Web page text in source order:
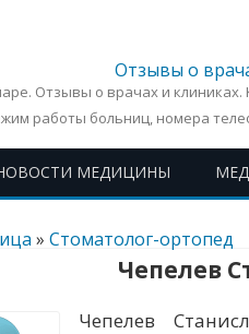
Отзывы о
Отзывы о врачах и клиниках.
работы больниц, номера
МЕДИЦИНЫ
» Стоматолог-ортопед
Чепелев
Чепелев